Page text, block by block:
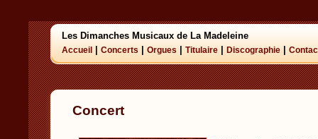
Les Dimanches Musicaux de La Madeleine
Accueil Concerts Orgues Titulaire Discographie
Concert